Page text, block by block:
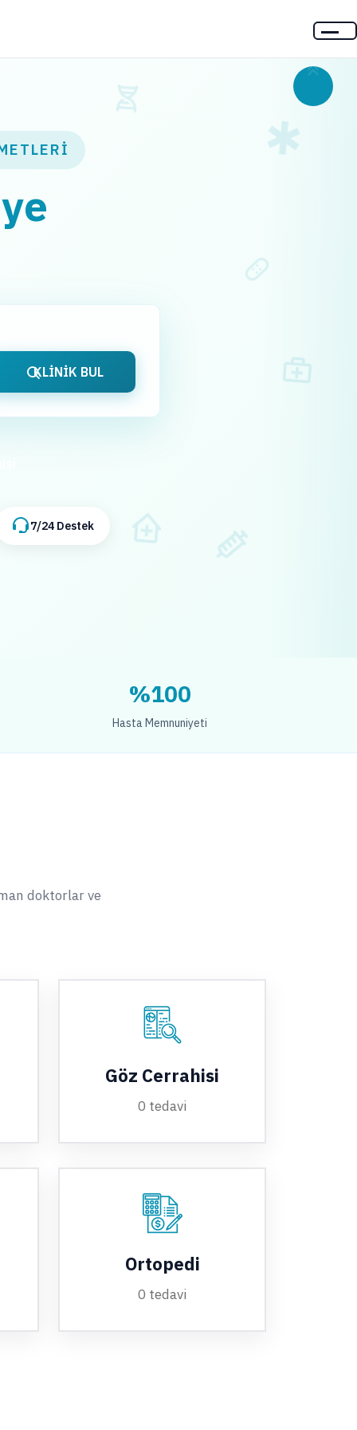
KLİNİK BUL
7/24 Destek
%100
Hasta Memnuniyeti
doktorlar ve
Göz Cerrahisi
0 tedavi
Ortopedi
0 tedavi